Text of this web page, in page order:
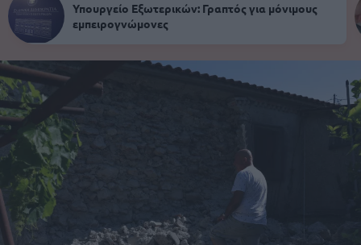
Υπουργείο Εξωτερικών: Γραπτός για μόνιμους
εμπειρογνώμονες